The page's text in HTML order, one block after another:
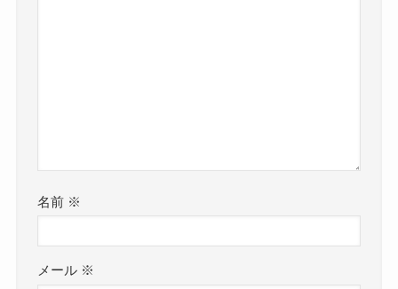
名前 ※
メール ※